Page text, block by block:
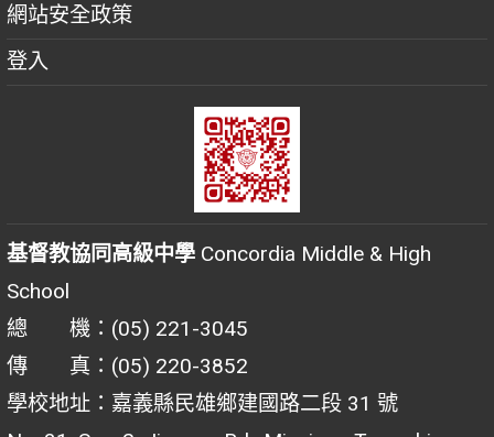
網站安全政策
登入
基督教協同高級中學 Concordia Middle & High
School
總 機：(05) 221-3045
傳 真：(05) 220-3852
學校地址：嘉義縣民雄鄉建國路二段 31 號